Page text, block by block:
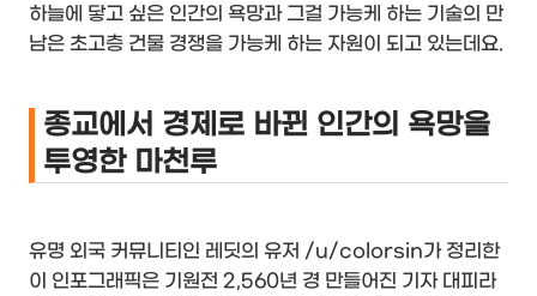
하늘에 닿고 싶은 인간의 욕망과 그걸 가능케 하는 기술의 만
남은 초고층 건물 경쟁을 가능케 하는 자원이 되고 있는데요.
종교에서 경제로 바뀐 인간의 욕망을
투영한 마천루
유명 외국 커뮤니티인 레딧의 유저 /u/colorsin가 정리한
이 인포그래픽은 기원전 2,560년 경 만들어진 기자 대피라